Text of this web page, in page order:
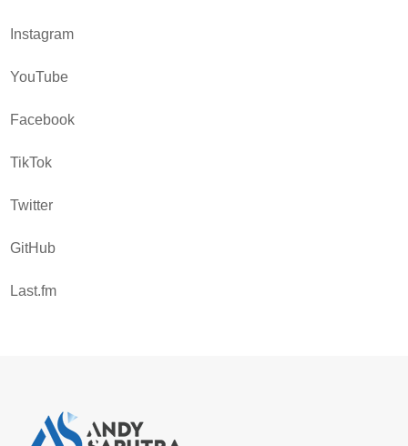
Instagram
YouTube
Facebook
TikTok
Twitter
GitHub
Last.fm